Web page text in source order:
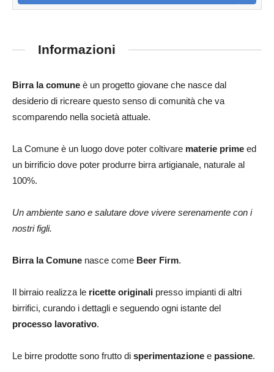
Informazioni
Birra la comune è un progetto giovane che nasce dal
desiderio di ricreare questo senso di comunità che va
scomparendo nella società attuale.
La Comune è un luogo dove poter coltivare materie prime ed
un birrificio dove poter produrre birra artigianale, naturale al
100%.
Un ambiente sano e salutare dove vivere serenamente con i
nostri figli.
Birra la Comune nasce come Beer Firm.
Il birraio realizza le ricette originali presso impianti di altri
birrifici, curando i dettagli e seguendo ogni istante del
processo lavorativo.
Le birre prodotte sono frutto di sperimentazione e passione.